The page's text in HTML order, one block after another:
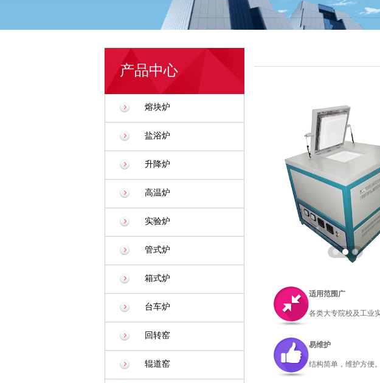
产品中心
熔块炉
盐浴炉
升降炉
高温炉
实验炉
管式炉
箱式炉
台车炉
回转窑
辊道窑
适用范围广
各类大专院校及工业
易维护
结构简单，维护方便。